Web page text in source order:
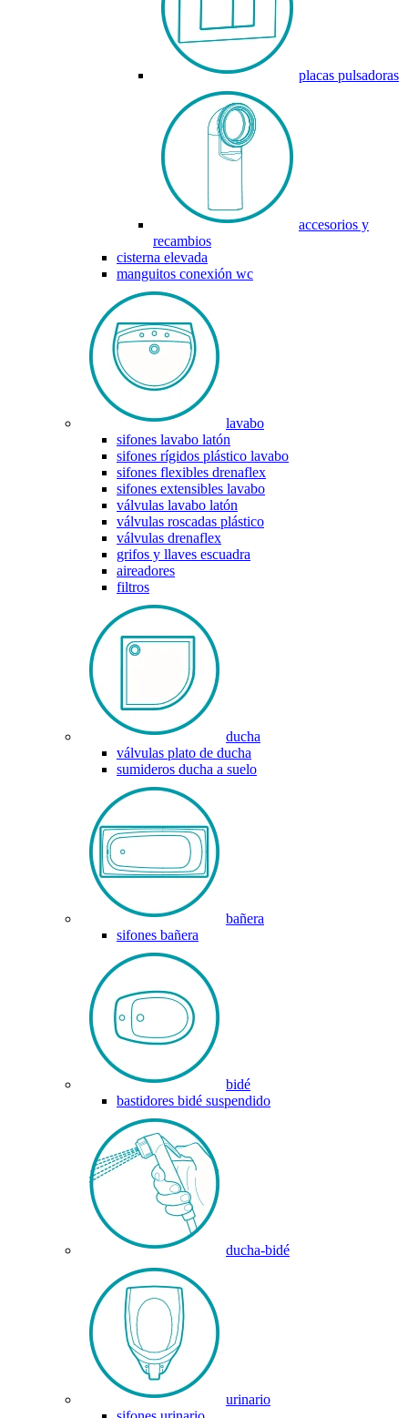
placas pulsadoras
accesorios y
recambios
cisterna elevada
manguitos conexión wc
lavabo
sifones lavabo latón
sifones rígidos plástico lavabo
sifones flexibles drenaflex
sifones extensibles lavabo
válvulas lavabo latón
válvulas roscadas plástico
válvulas drenaflex
grifos y llaves escuadra
aireadores
filtros
ducha
válvulas plato de ducha
sumideros ducha a suelo
bañera
sifones bañera
bidé
bastidores bidé suspendido
ducha-bidé
urinario